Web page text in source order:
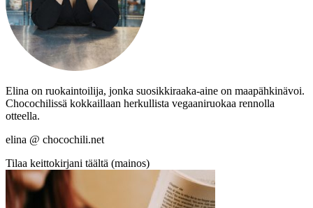
Elina on ruokaintoilija, jonka suosikkiraaka-aine on maapähkinävoi.
Chocochilissä kokkaillaan herkullista vegaaniruokaa rennolla
otteella.
elina @ chocochili.net
Tilaa keittokirjani täältä (mainos)